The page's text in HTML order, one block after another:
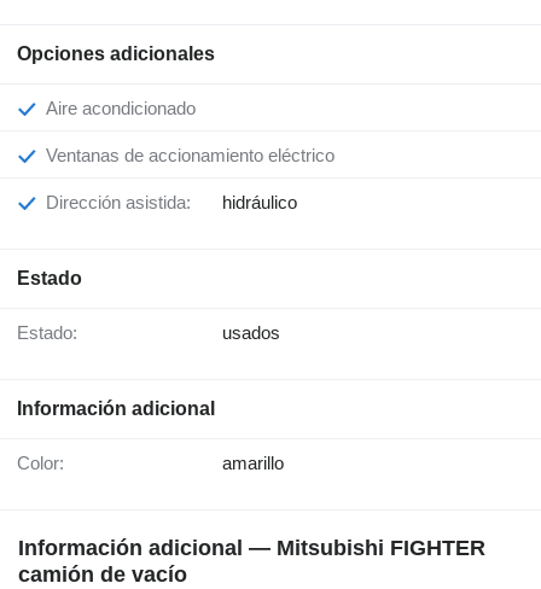
Opciones adicionales
Aire acondicionado
Ventanas de accionamiento eléctrico
Dirección asistida: hidráulico
Estado
Estado: usados
Información adicional
Color: amarillo
Información adicional — Mitsubishi FIGHTER
camión de vacío